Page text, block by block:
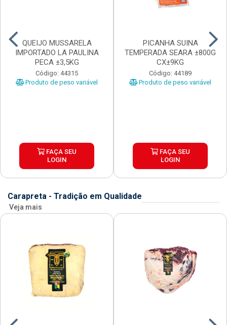
QUEIJO MUSSARELA
IMPORTADO LA PAULINA
PECA ±3,5KG
Código: 44315
Produto de peso variável
FAÇA SEU
LOGIN
PICANHA SUINA
TEMPERADA SEARA ±800G
CX±9KG
Código: 44189
Produto de peso variável
FAÇA SEU
LOGIN
Carapreta - Tradição em Qualidade
Veja mais